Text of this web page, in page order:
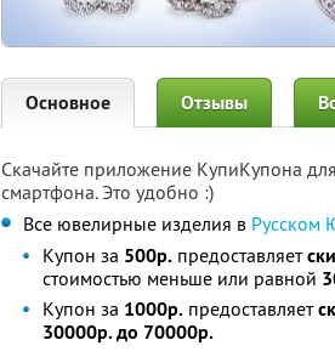
Основное Отзывы
Скачайте приложение КупиКупона для
смартфона. Это удобно :)
Все ювелирные изделия в Русском
Купон за 500р. предоставляет
стоимостью меньше или равной
Купон за 1000р. предоставляет
30000р. до 70000р.